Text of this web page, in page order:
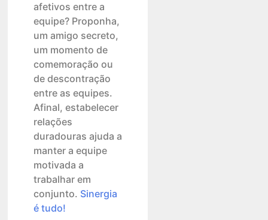
afetivos entre a
equipe? Proponha,
um amigo secreto,
um momento de
comemoração ou
de descontração
entre as equipes.
Afinal, estabelecer
relações
duradouras ajuda a
manter a equipe
motivada a
trabalhar em
conjunto. Sinergia
é tudo!